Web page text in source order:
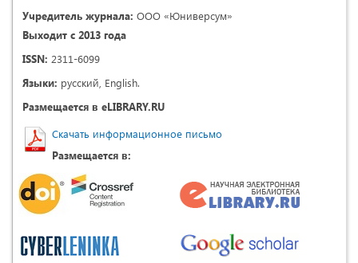
Учредитель журнала: ООО «Юниверсум»
Выходит с 2013 года
ISSN: 2311-6099
Языки: русский, English.
Размещается в eLIBRARY.RU
Скачать информационное письмо
Размещается в: